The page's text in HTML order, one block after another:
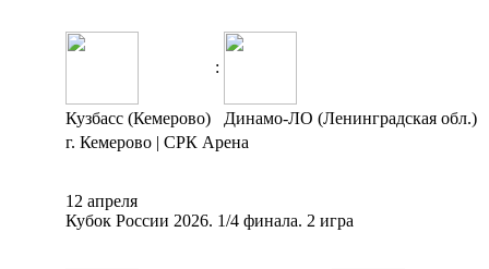
:
Кузбасс (Кемерово)
Динамо-ЛО (Ленинградская обл.)
г. Кемерово | СРК Арена
12 апреля
Кубок России 2026. 1/4 финала. 2 игра